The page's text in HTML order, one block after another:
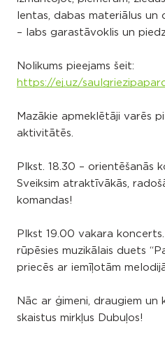
lentas, dabas materiālus un
– labs garastāvoklis un
Nolikums pieejams šeit:
https://ej.uz/
Mazākie apmeklētāji varēs
aktivitātēs.
Plkst. 18.30 – orientēšanās
Sveiksim atraktīvākās,
komandas!
Plkst 19.00 vakara
rūpēsies muzikālais duets
priecēs ar iemīļotām
Nāc ar ģimeni, draugiem un
skaistus mirkļus Dubuļos!